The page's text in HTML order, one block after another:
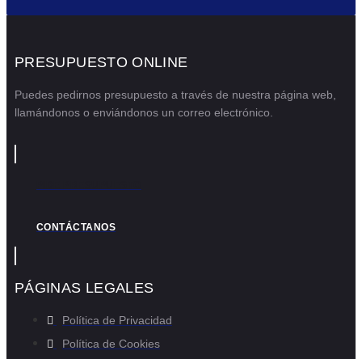
PRESUPUESTO ONLINE
Puedes pedirnos presupuesto a través de nuestra página web,
llamándonos o enviándonos un correo electrónico.
CONTÁCTANOS
PÁGINAS LEGALES
Política de Privacidad
Política de Cookies